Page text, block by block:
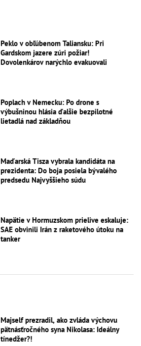
Peklo v obľúbenom Taliansku: Pri
Gardskom jazere zúri požiar!
Dovolenkárov narýchlo evakuovali
Poplach v Nemecku: Po drone s
výbušninou hlásia ďalšie bezpilotné
lietadlá nad základňou
Maďarská Tisza vybrala kandidáta na
prezidenta: Do boja posiela bývalého
predsedu Najvyššieho súdu
Napätie v Hormuzskom prielive eskaluje:
SAE obvinili Irán z raketového útoku na
tanker
Majself prezradil, ako zvláda výchovu
pätnásťročného syna Nikolasa: Ideálny
tínedžer?!